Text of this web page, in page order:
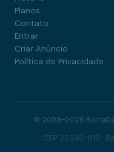
Planos
Contato
Entrar
Criar Anúncio
Política de Privacidade
© 2008–2026
CEP 22630-010 ·